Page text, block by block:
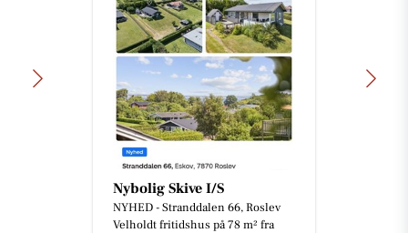
Nybolig Skive I/S
NYHED - Stranddalen 66, Roslev
Velholdt fritidshus på 78 m² fra